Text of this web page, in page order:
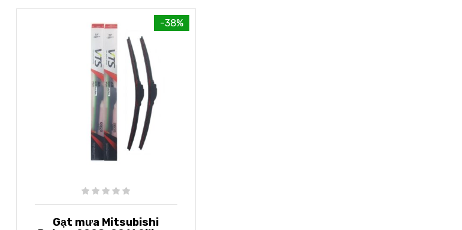
-38%
Gạt mưa Mitsubishi